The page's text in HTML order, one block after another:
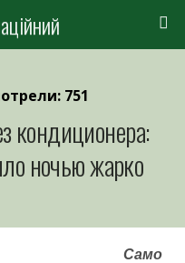
751
кондиционера:
ночью жарко
Само